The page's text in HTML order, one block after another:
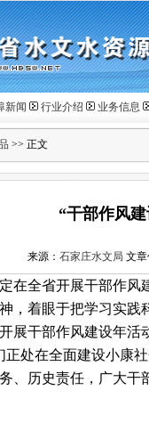
新闻 行业介绍 业务信息
>> 正文
“干部作风
来源： 石家庄水文局 文章
在全省开展干部作
，着眼于把学习实
展干部作风建设年
正处在全面建设小康
、历史责任，广大